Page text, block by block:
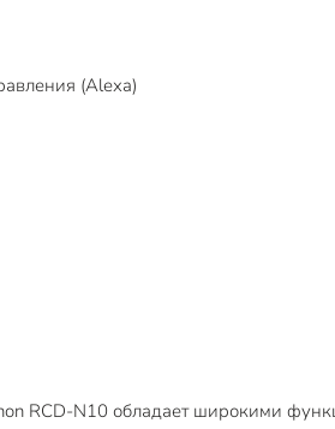
(Alexa)
RCD-N10 обладает широкими